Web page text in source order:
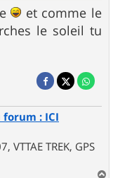
et comme le
le soleil tu
: ICI
TREK, GPS